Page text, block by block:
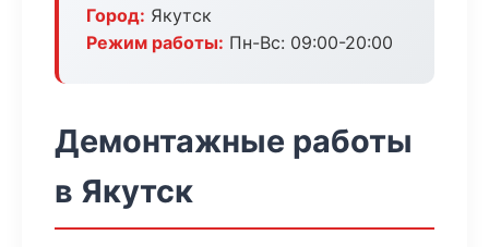
Город: Якутск
Режим работы: Пн-Вс: 09:00-20:00
Демонтажные работы
в Якутск